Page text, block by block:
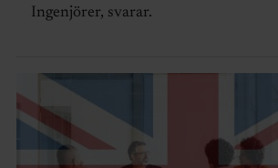
Ingenjörer, svarar.